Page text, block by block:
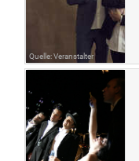
Quelle: Veranstalter